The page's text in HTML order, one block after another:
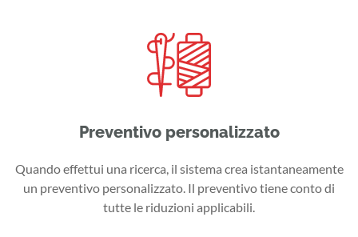
Preventivo personalizzato
Quando effettui una ricerca, il sistema crea istantaneamente
un preventivo personalizzato. Il preventivo tiene conto di
tutte le riduzioni applicabili.